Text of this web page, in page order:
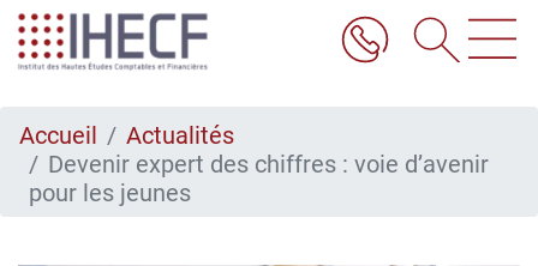
Aller
au
contenu
Accueil
Actualités
Devenir expert des chiffres : voie d’avenir
pour les jeunes